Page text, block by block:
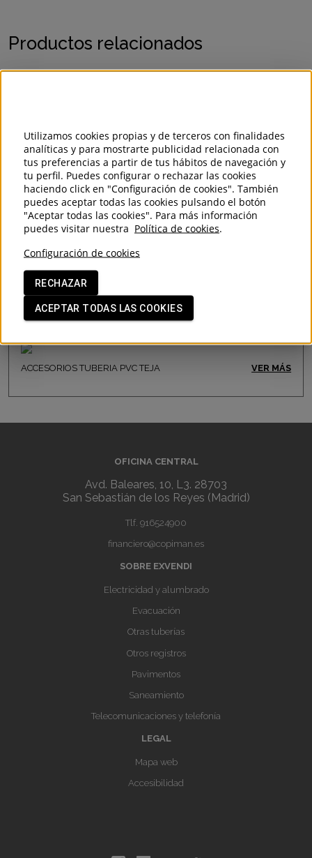
Productos relacionados
ACCESORIOS TUBERIA PVC TEJA VER MÁS
AMPLIACION / REDUCCION PVC
CONCENTRICA CORRUGADA TEJA
ACCESORIOS TUBERIA PVC TEJA
CODO PVC MACHO-HEMBRA TEJA
ACCESORIOS TUBERIA PVC TEJA VER MÁS
OFICINA CENTRAL
Avd. Baleares, 10, L3. 28703
San Sebastián de los Reyes (Madrid)
Tlf. 916524900
financiero@copiman.es
SOBRE EXVENDI
Electricidad y alumbrado
Evacuación
Otras tuberías
Otros registros
Pavimentos
Saneamiento
Telecomunicaciones y telefonía
LEGAL
Mapa web
Accesibilidad
Utilizamos cookies propias y de terceros con finalidades
analíticas y para mostrarte publicidad relacionada con
tus preferencias a partir de tus hábitos de navegación y
tu perfil. Puedes configurar o rechazar las cookies
haciendo click en "Configuración de cookies". También
puedes aceptar todas las cookies pulsando el botón
"Aceptar todas las cookies". Para más información
puedes visitar nuestra Política de cookies.
Configuración de cookies
RECHAZAR
ACEPTAR TODAS LAS COOKIES